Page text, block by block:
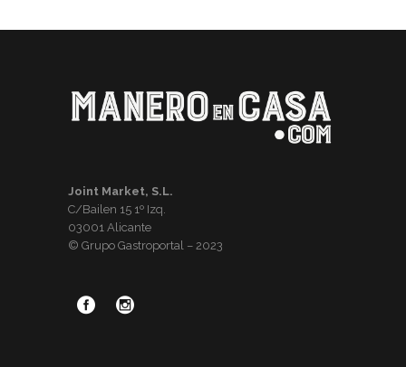
Joint Market, S.L.
C/Bailen 15 1º Izq.
03001 Alicante
© Grupo Gastroportal – 2023